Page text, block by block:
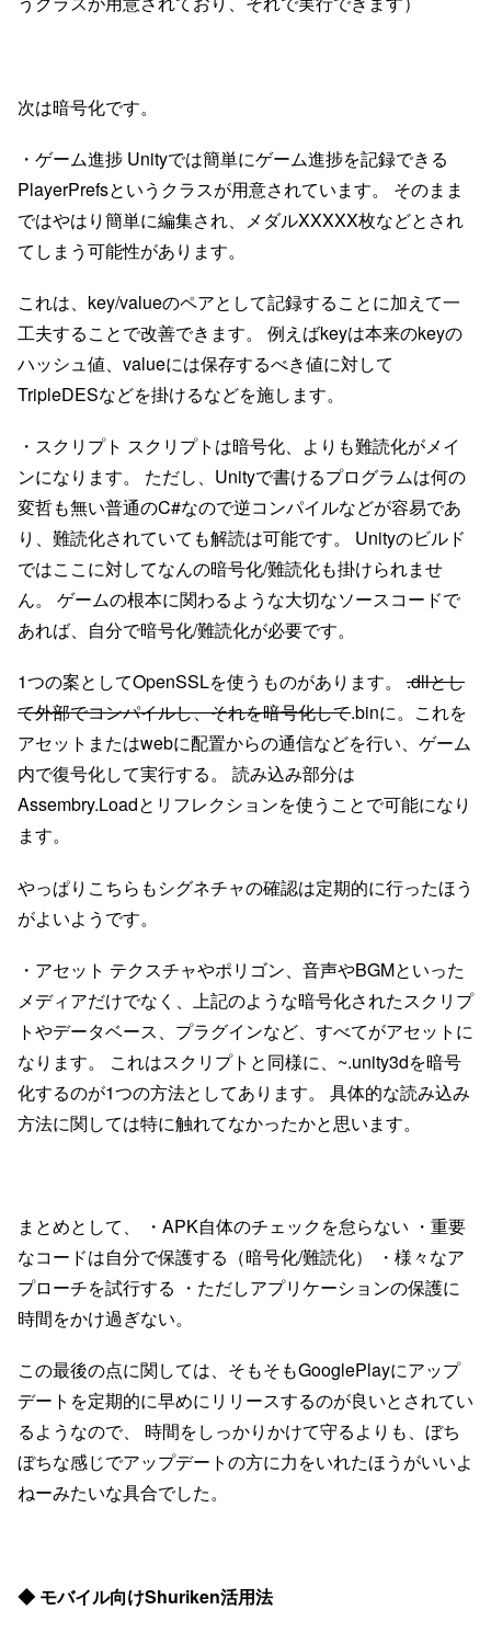
次は暗号化です。
・ゲーム進捗 Unityでは簡単にゲーム進捗を記録できる
PlayerPrefsというクラスが用意されています。 そのまま
ではやはり簡単に編集され、メダルXXXXX枚などとされ
てしまう可能性があります。
これは、key/valueのペアとして記録することに加えて一
工夫することで改善できます。 例えばkeyは本来のkeyの
ハッシュ値、valueには保存するべき値に対して
TripleDESなどを掛けるなどを施します。
・スクリプト スクリプトは暗号化、よりも難読化がメイ
ンになります。 ただし、Unityで書けるプログラムは何の
変哲も無い普通のC#なので逆コンパイルなどが容易であ
り、難読化されていても解読は可能です。 Unityのビルド
ではここに対してなんの暗号化/難読化も掛けられませ
ん。 ゲームの根本に関わるような大切なソースコードで
あれば、自分で暗号化/難読化が必要です。
1つの案としてOpenSSLを使うものがあります。 .dllとし
て外部でコンパイルし、それを暗号化して.binに。これを
アセットまたはwebに配置からの通信などを行い、ゲーム
内で復号化して実行する。 読み込み部分は
Assembry.Loadとリフレクションを使うことで可能になり
ます。
やっぱりこちらもシグネチャの確認は定期的に行ったほう
がよいようです。
・アセット テクスチャやポリゴン、音声やBGMといった
メディアだけでなく、上記のような暗号化されたスクリプ
トやデータベース、プラグインなど、すべてがアセットに
なります。 これはスクリプトと同様に、~.unity3dを暗号
化するのが1つの方法としてあります。 具体的な読み込み
方法に関しては特に触れてなかったかと思います。
まとめとして、 ・APK自体のチェックを怠らない ・重要
なコードは自分で保護する（暗号化/難読化） ・様々なア
プローチを試行する ・ただしアプリケーションの保護に
時間をかけ過ぎない。
この最後の点に関しては、そもそもGooglePlayにアップ
デートを定期的に早めにリリースするのが良いとされてい
るようなので、 時間をしっかりかけて守るよりも、ぼち
ぼちな感じでアップデートの方に力をいれたほうがいいよ
ねーみたいな具合でした。
◆ モバイル向けShuriken活用法